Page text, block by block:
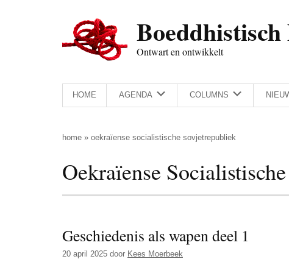
Ontwart en ontwikkelt
HOME AGENDA COLUMNS
home » oekraïense socialistische sovjetrepubliek
Oekraïense
Geschiedenis als wapen deel 1
20 april 2025 door Kees Moerbeek